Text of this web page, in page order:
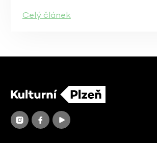
Celý článek